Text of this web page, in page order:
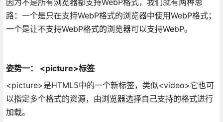
因为不是所有浏览器都支持WebP格式，我们就有两种思
路：一个是只在支持WebP格式的浏览器中使用WebP格式；
一个是让不支持WebP格式的浏览器可以支持WebP。
姿势一： <picture>标签
<picture>是HTML5中的一个新标签，类似<video>它也可
以指定多个格式的资源，由浏览器选择自己支持的格式进行
加载。